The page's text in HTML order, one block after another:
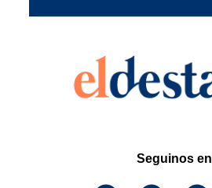
Seguinos en